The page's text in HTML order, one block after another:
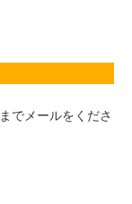
でメールをくださ